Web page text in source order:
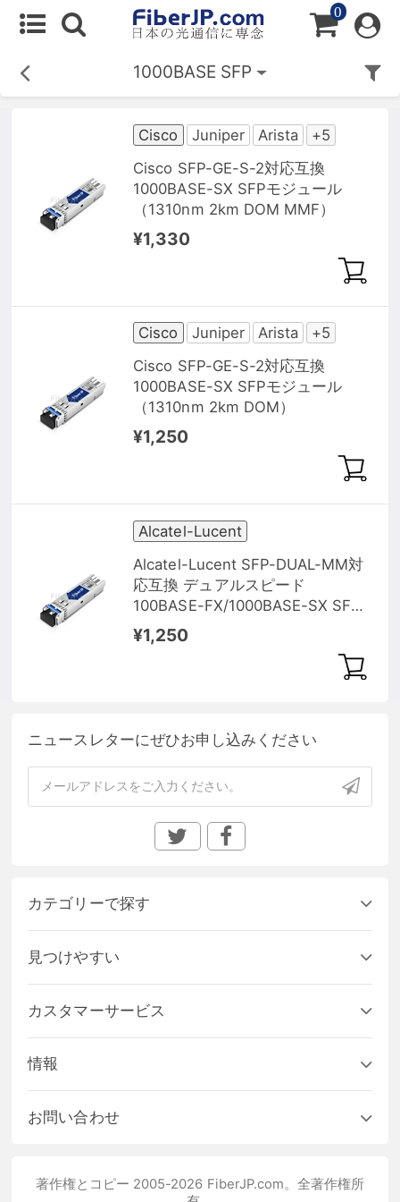
0
1000BASE SFP
Cisco Juniper Arista
+5
Cisco SFP-GE-S-2対応互換
1000BASE-SX SFPモジュール
（1310nm 2km DOM MMF）
¥1,330
Cisco Juniper Arista
+5
Cisco SFP-GE-S-2対応互換
1000BASE-SX SFPモジュール
（1310nm 2km DOM）
¥1,250
Alcatel-Lucent
Alcatel-Lucent SFP-DUAL-MM対
応互換 デュアルスピード
100BASE-FX/1000BASE-SX SFP
モジュール（1310nm 2km DOM）
¥1,250
ニュースレターにぜひお申し込みください
カテゴリーで探す
見つけやすい
カスタマーサービス
情報
お問い合わせ
著作権とコピー 2005-2026 FiberJP.com。全著作権所